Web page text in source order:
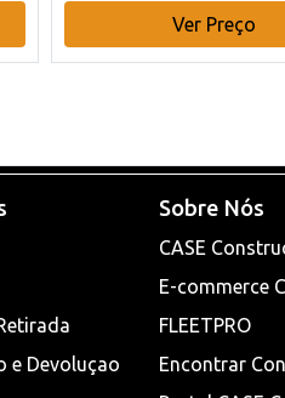
Ver Preço
e Devoluçao
Sobre Nós
CASE
E-commerce
FLEETPRO
Encontrar